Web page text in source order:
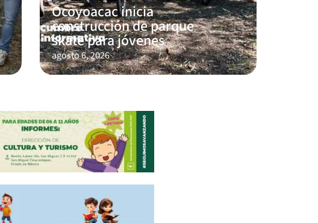
Ocoyoacac inicia
construcción de parque
skate para jóvenes
agosto 6, 2026